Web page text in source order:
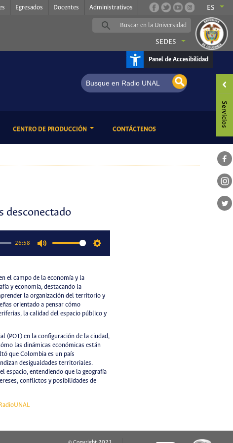
Egresados Docentes Administrativos ES
SEDES
Panel de Accesibilidad
Radio UNAL, somos música
CENTRO DE PRODUCCIÓN CONTÁCTENOS(CURRENT)
desconectado
26:58
el campo de la economía y la
y economía, destacando la
la organización del territorio y
orientado a pensar cómo
la calidad del espacio público y
(POT) en la configuración de la ciudad,
las dinámicas económicas están
que Colombia es un país
desigualdades territoriales.
espacio, entendiendo que la geografía
conflictos y posibilidades de